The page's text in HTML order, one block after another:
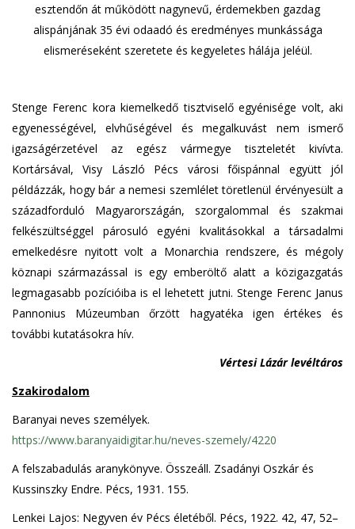
esztendőn át működött nagynevű, érdemekben gazdag
alispánjának 35 évi odaadó és eredményes munkássága
elismeréseként szeretete és kegyeletes hálája jeléül.
Stenge Ferenc kora kiemelkedő tisztviselő egyénisége volt, aki
egyenességével, elvhűségével és megalkuvást nem ismerő
igazságérzetével az egész vármegye tiszteletét kivívta.
Kortársával, Visy László Pécs városi főispánnal együtt jól
példázzák, hogy bár a nemesi szemlélet töretlenül érvényesült a
századforduló Magyarországán, szorgalommal és szakmai
felkészültséggel párosuló egyéni kvalitásokkal a társadalmi
emelkedésre nyitott volt a Monarchia rendszere, és mégoly
köznapi származással is egy emberöltő alatt a közigazgatás
legmagasabb pozícióiba is el lehetett jutni. Stenge Ferenc Janus
Pannonius Múzeumban őrzött hagyatéka igen értékes és
további kutatásokra hív.
Vértesi Lázár levéltáros
Szakirodalom
Baranyai neves személyek.
https://www.baranyaidigitar.hu/neves-szemely/4220
A felszabadulás aranykönyve. Összeáll. Zsadányi Oszkár és
Kussinszky Endre. Pécs, 1931. 155.
Lenkei Lajos: Negyven év Pécs életéből. Pécs, 1922. 42, 47, 52–